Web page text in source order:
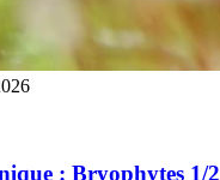
: Bryophytes 1/2